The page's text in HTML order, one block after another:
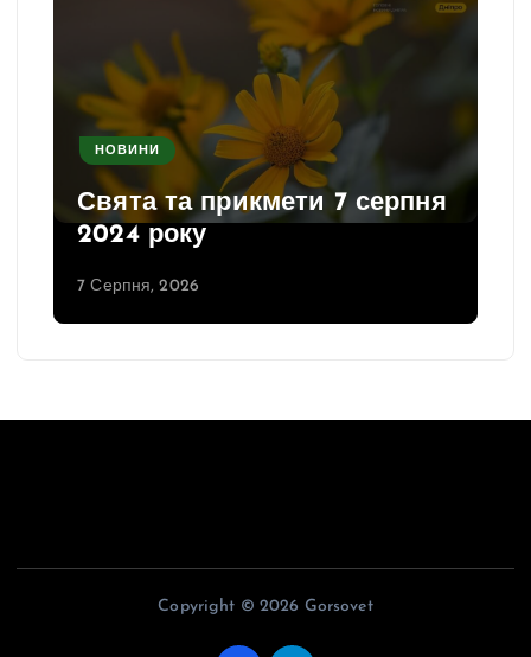
НОВИНИ
Свята та прикмети 7 серпня
2024 року
7 Серпня, 2026
Copyright © 2026 Gorsovet